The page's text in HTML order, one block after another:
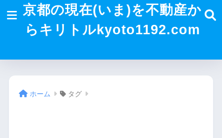
京都の現在(いま)を不動産か
らキリトルkyoto1192.com
ホーム タグ